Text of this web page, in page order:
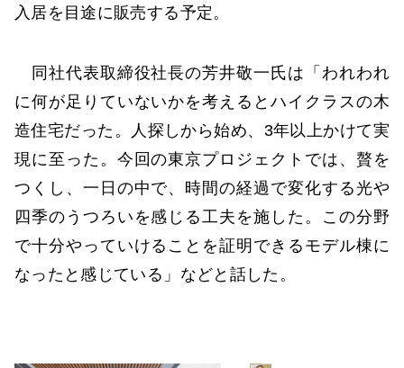
入居を目途に販売する予定。
同社代表取締役社長の芳井敬一氏は「われわれ
に何が足りていないかを考えるとハイクラスの木
造住宅だった。人探しから始め、3年以上かけて実
現に至った。今回の東京プロジェクトでは、贅を
つくし、一日の中で、時間の経過で変化する光や
四季のうつろいを感じる工夫を施した。この分野
で十分やっていけることを証明できるモデル棟に
なったと感じている」などと話した。